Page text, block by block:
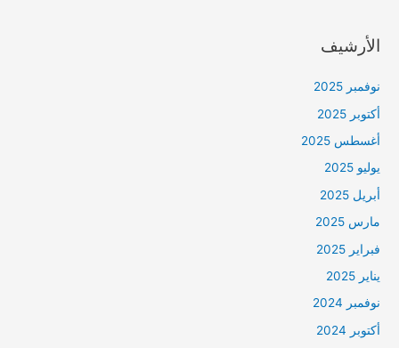
الأرشيف
نوفمبر 2025
أكتوبر 2025
أغسطس 2025
يوليو 2025
أبريل 2025
مارس 2025
فبراير 2025
يناير 2025
نوفمبر 2024
أكتوبر 2024